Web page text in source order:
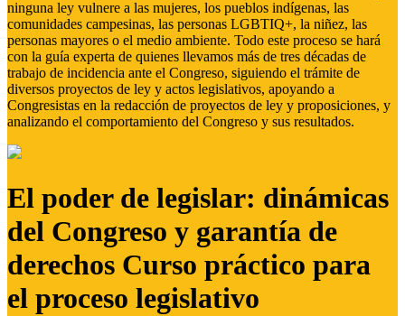
ninguna ley vulnere a las mujeres, los pueblos indígenas, las
comunidades campesinas, las personas LGBTIQ+, la niñez, las
personas mayores o el medio ambiente. Todo este proceso se hará
con la guía experta de quienes llevamos más de tres décadas de
trabajo de incidencia ante el Congreso, siguiendo el trámite de
diversos proyectos de ley y actos legislativos, apoyando a
Congresistas en la redacción de proyectos de ley y proposiciones, y
analizando el comportamiento del Congreso y sus resultados.
El poder de legislar: dinámicas
del Congreso y garantía de
derechos Curso práctico para
el proceso legislativo